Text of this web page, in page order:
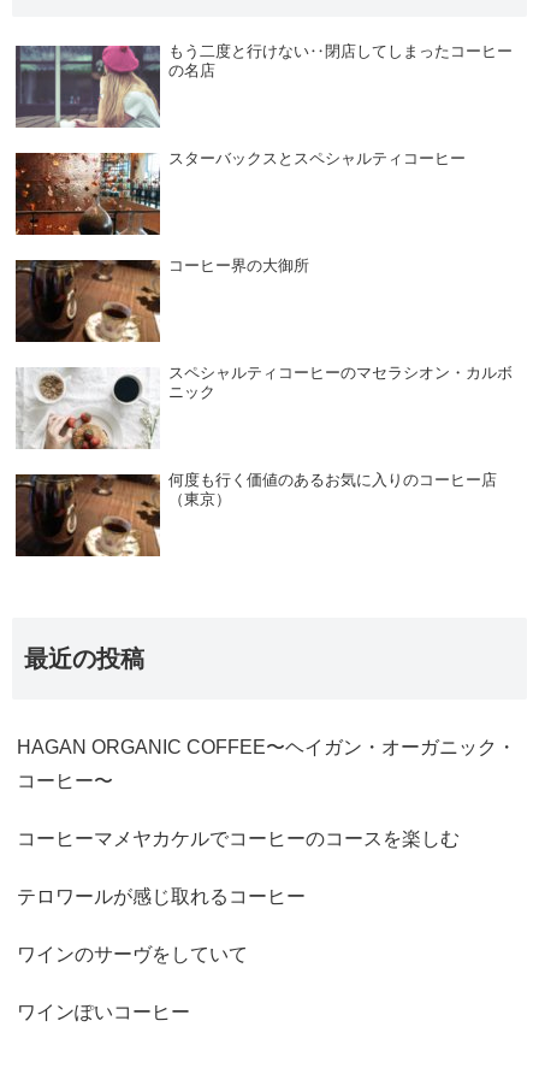
もう二度と行けない‥閉店してしまったコーヒー
の名店
スターバックスとスペシャルティコーヒー
コーヒー界の大御所
スペシャルティコーヒーのマセラシオン・カルボ
ニック
何度も行く価値のあるお気に入りのコーヒー店
（東京）
最近の投稿
HAGAN ORGANIC COFFEE〜ヘイガン・オーガニック・
コーヒー〜
コーヒーマメヤカケルでコーヒーのコースを楽しむ
テロワールが感じ取れるコーヒー
ワインのサーヴをしていて
ワインぽいコーヒー